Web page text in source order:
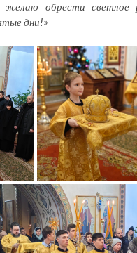
обрести светлое
дни!»